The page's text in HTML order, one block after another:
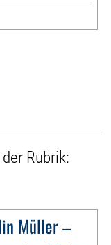
Rubrik:
Müller –